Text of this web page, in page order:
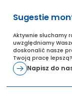
Sugestie
Aktywnie
uwzględniamy
doskonalić nasze
Twoją pracę lepszą?
Napisz do